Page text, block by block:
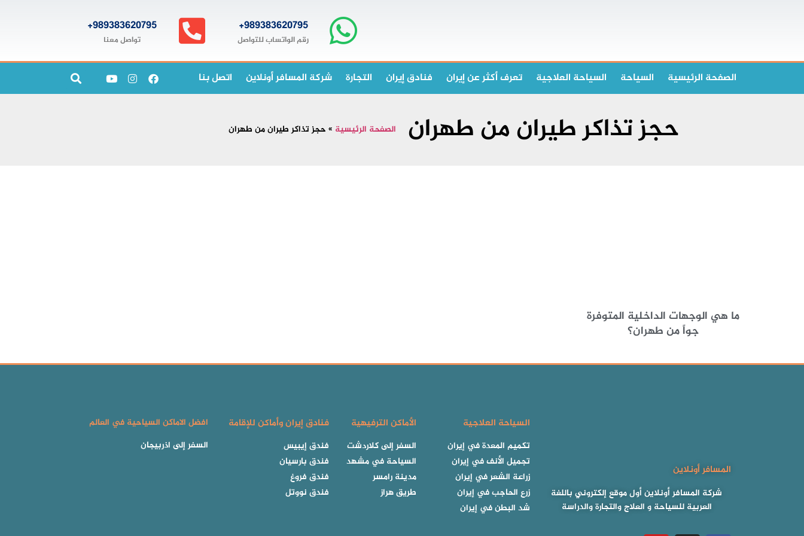
989383620795+
رقم الواتساب للتواصل
989383620795+
تواصل معنا
الصفحة الرئیسیة السياحة السياحة العلاجية تعرف أكثر عن إيران فنادق إيران التجارة شركة المسافر أونلاين اتصل بنا
حجز تذاكر طيران من طهران الصفحة الرئيسية » حجز تذاكر طيران من طهران
ما هي الوجهات الداخلية المتوفرة
جواً من طهران؟
المسافر أونلاين
شركة المسافر أونلاين أول موقع إلكتروني باللغة
العربية للسياحة و العلاج والتجارة والدراسة
السياحة العلاجية
تكميم المعدة في إيران
تجميل الأنف في إيران
زراعة الشعر في إيران
زرع الحاجب في إيران
شد البطن في إيران
الأماكن الترفيهية
السفر إلى كلاردشت
السياحة في مشهد
مدينة رامسر
طريق هراز
فنادق إيران وأماكن للإقامة
فندق إيبيس
فندق بارسيان
فندق فروغ
فندق نووتل
افضل الاماكن السياحية في العالم
السفر إلى اذربيجان